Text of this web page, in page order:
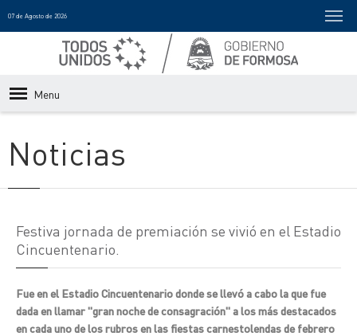
07 de Agosto de 2026
Menu
Noticias
Festiva jornada de premiación se vivió en el Estadio
Cincuentenario.
Fue en el Estadio Cincuentenario donde se llevó a cabo la que fue
dada en llamar "gran noche de consagración" a los más destacados
en cada uno de los rubros en las fiestas carnestolendas de febrero